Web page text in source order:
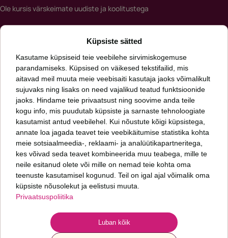
Ole kursis värskeimate uudiste ja koolitustega
Päringut saates nõustud meieprivaatsuspoliitikaga
Oleme talentide leidmise ja arendamise ning inimkapitali uurimise ettevõte.
Aitame kasvada sinul ja sinu organisatsioonil. Meid huvitab, kuidas läheb sinu
inimestel ja mis seisus on sinu organisatsioon.
Fontes PMP OÜ
+372 6 277 077
info@fontes.ee
11415 Tallinn
ESTONIA
Küpsiste sätted
Kasutame küpsiseid teie veebilehe sirvimiskogemuse
parandamiseks. Küpsised on väikesed tekstifailid, mis
aitavad meil muuta meie veebisaiti kasutaja jaoks võimalikult
sujuvaks ning lisaks on need vajalikud teatud funktsioonide
jaoks. Hindame teie privaatsust ning soovime anda teile
kogu info, mis puudutab küpsiste ja sarnaste tehnoloogiate
kasutamist antud veebilehel. Kui nõustute kõigi küpsistega,
annate loa jagada teavet teie veebikäitumise statistika kohta
meie sotsiaalmeedia-, reklaami- ja analüütikapartneritega,
kes võivad seda teavet kombineerida muu teabega, mille te
neile esitanud olete või mille on nemad teie kohta oma
teenuste kasutamisel kogunud. Teil on igal ajal võimalik oma
küpsiste nõusolekut ja eelistusi muuta.
Privaatsuspoliitika
Luban kõik